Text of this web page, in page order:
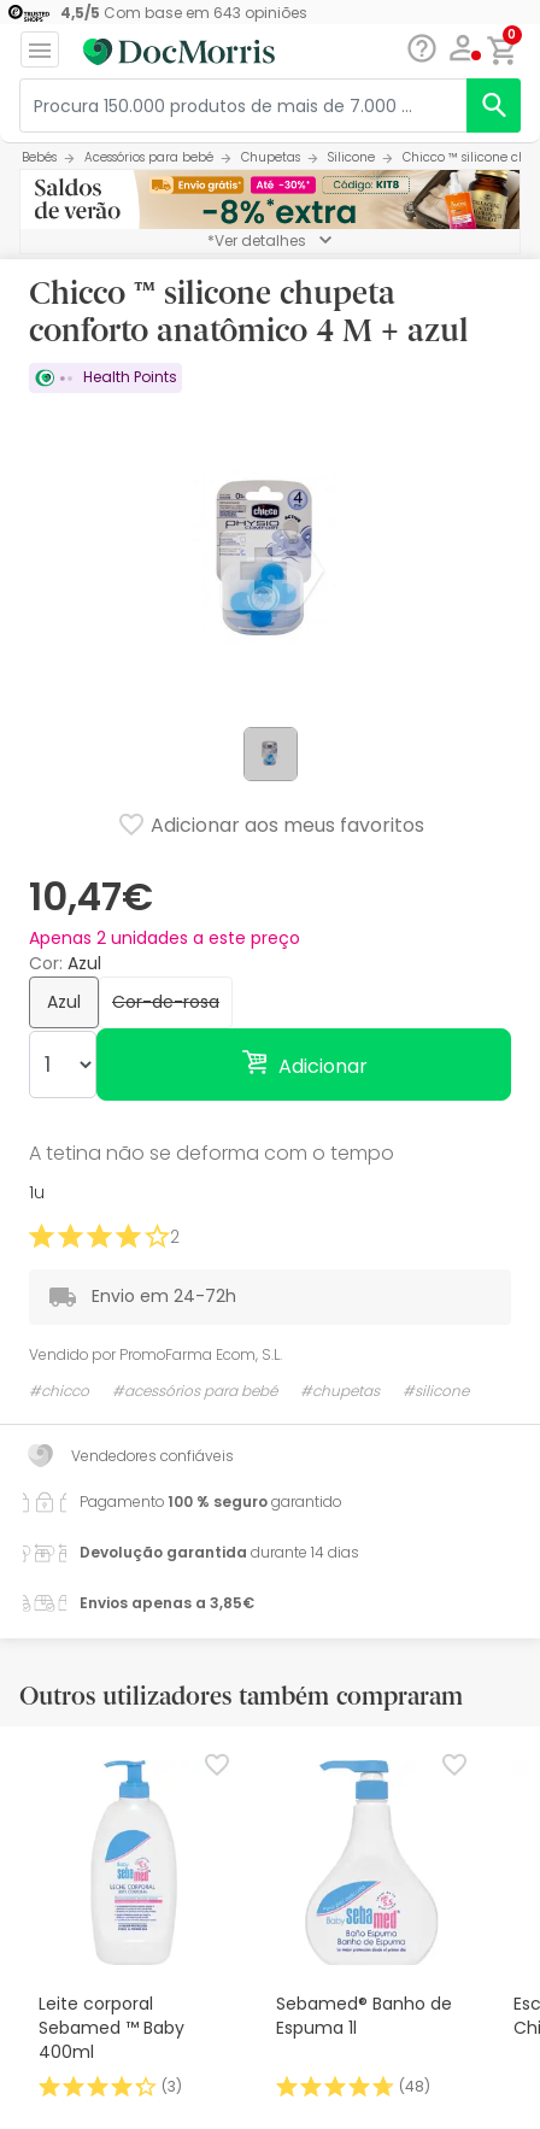
4,5/5 Com base em 643 opiniões
0
Bebés Acessórios para bebé Chupetas Silicone Chicco ™ silicone
*Ver detalhes
Chicco ™ silicone chupeta
conforto anatômico 4 M + azul
Health Points
10,47€
Apenas 2 unidades a este preço
Cor
Azul
Azul
Cor-de-rosa
Adicionar
Adicionar aos meus favoritos
A tetina não se deforma com o tempo
1u
2
Envio em 24-72h
Vendido por PromoFarma Ecom, S.L.
#chicco
#acessórios para bebé #chupetas #silicone
Vendedores confiáveis
Pagamento100 % segurogarantido
Devolução garantida durante 14 dias
Envios apenas a 3,85€
Outros utilizadores também compraram
Leite corporal
Sebamed ™ Baby
400ml
(3)
Sebamed® Banho de
Espuma 1l
(48)